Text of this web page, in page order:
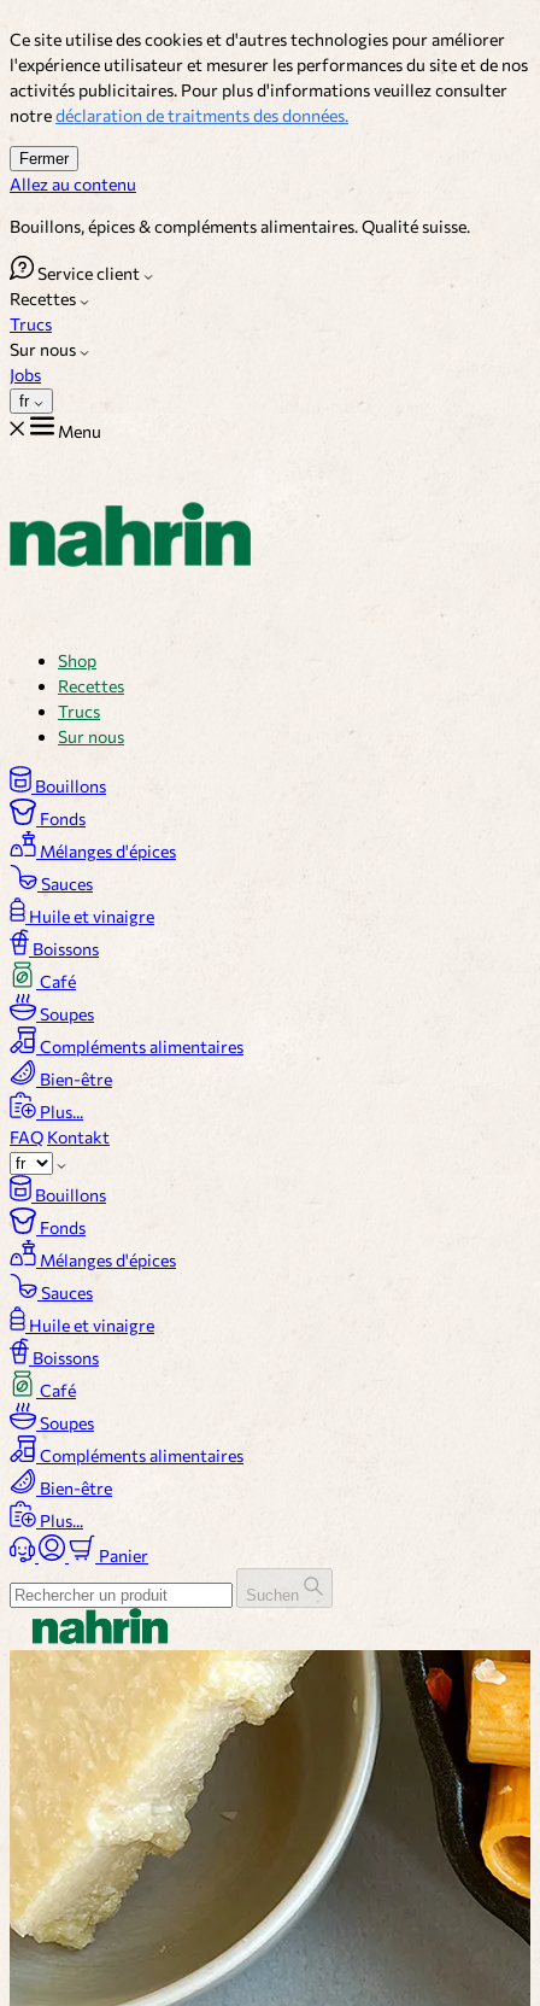
Ce site utilise des cookies et d'autres technologies pour améliorer
l'expérience utilisateur et mesurer les performances du site et de nos
activités publicitaires. Pour plus d'informations veuillez consulter
notredéclaration de traitments des données.
Fermer
Allez au contenu
Bouillons, épices & compléments alimentaires. Qualité suisse.
Service client
Recettes
Trucs
Sur nous
Jobs
fr
Menu
Shop
Recettes
Trucs
Sur nous
Bouillons
Fonds
Mélanges d'épices
Sauces
Huile et vinaigre
Boissons
Café
Soupes
Compléments alimentaires
Bien-être
Plus...
FAQ Kontakt
Bouillons
Fonds
Mélanges d'épices
Sauces
Huile et vinaigre
Boissons
Café
Soupes
Compléments alimentaires
Bien-être
Plus...
Panier
Suchen